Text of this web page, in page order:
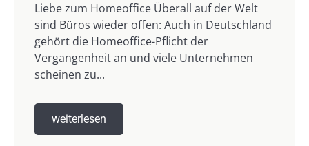
Liebe zum Homeoffice Überall auf der Welt
sind Büros wieder offen: Auch in Deutschland
gehört die Homeoffice-Pflicht der
Vergangenheit an und viele Unternehmen
scheinen zu...
weiterlesen